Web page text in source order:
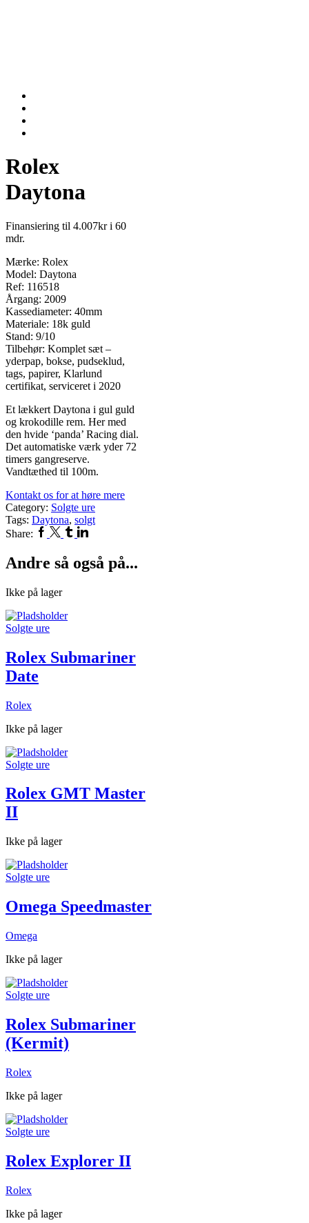
Rolex
Daytona
Finansiering til 4.007kr i 60
mdr.
Mærke: Rolex
Model: Daytona
Ref: 116518
Årgang: 2009
Kassediameter: 40mm
Materiale: 18k guld
Stand: 9/10
Tilbehør: Komplet sæt –
yderpap, bokse, pudseklud,
tags, papirer, Klarlund
certifikat, serviceret i 2020
Et lækkert Daytona i gul guld
og krokodille rem. Her med
den hvide ‘panda’ Racing dial.
Det automatiske værk yder 72
timers gangreserve.
Vandtæthed til 100m.
Kontakt os for at høre mere
Category: Solgte ure
Tags: Daytona, solgt
Share: Facebook
Twitter
TumblrLinkedin
Andre så også på...
Ikke på lager
Solgte ure
Rolex Submariner
Date
Rolex
Ikke på lager
Solgte ure
Rolex GMT Master
II
Ikke på lager
Solgte ure
Omega Speedmaster
Omega
Ikke på lager
Solgte ure
Rolex Submariner
(Kermit)
Rolex
Ikke på lager
Solgte ure
Rolex Explorer II
Rolex
Ikke på lager